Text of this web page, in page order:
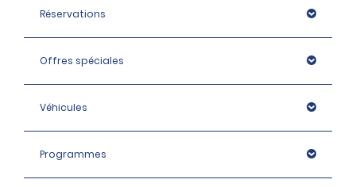
Mini, Économique, Compacte, Intermédiaire : 600 EUR
Minibus Mini, Standard et Grand modèle : 900 EUR
Élite Intermédiaire, Premium et Monospace : 1 400 EUR
Élite Premium, Luxe et Élite Luxe, Monospace : 1 600 EUR
Réservations
Offres spéciales
Véhicules
Programmes